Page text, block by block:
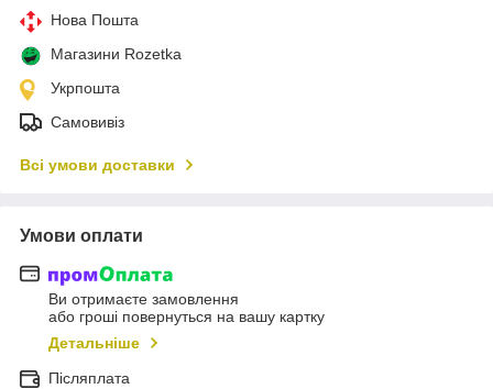
Нова Пошта
Магазини Rozetka
Укрпошта
Самовивіз
Всі умови доставки
Умови оплати
Ви отримаєте замовлення
або гроші повернуться на вашу картку
Детальніше
Післяплата